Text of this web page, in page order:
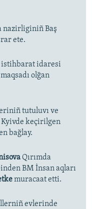
nazirliginiñ Baş
ete.
idaresi
olğan
tutuluvı ve
Kyivde keçirilgen
bağlay.
Qırımda
BM İnsan aqları
muracaat etti.
evlerinde